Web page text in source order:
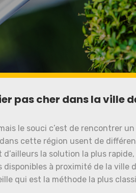
pas cher dans la ville
le souci c’est de rencontrer un
cette région usent de
la solution la plus rapide,
à proximité de la ville
qui est la méthode la plus